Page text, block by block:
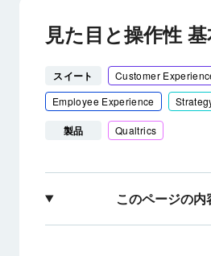
見た目と操作性
スイート
Customer
Employee Experience
製品 Qualtrics
このページの内